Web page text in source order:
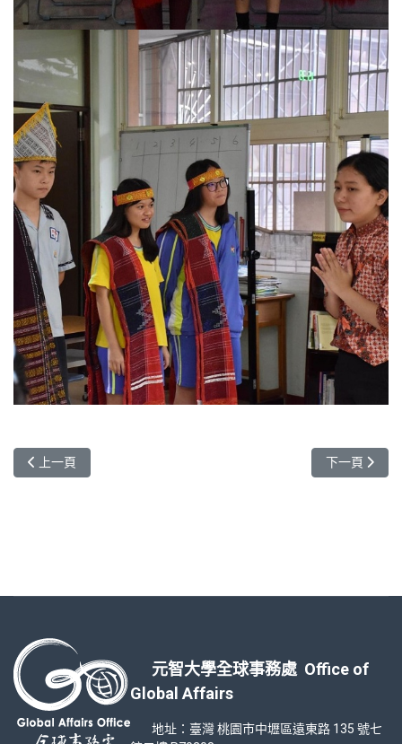
上一篇文章: 來自馬來西亞鄭揚龍的故事-想家
上一頁 下一篇文章:
下一頁
元智大學全球事務處 Office of
Global Affairs
地址：臺灣 桃園市中壢區遠東路 135 號七